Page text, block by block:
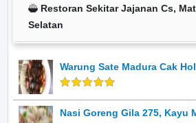
Restoran Sekitar Jajanan Cs,
Selatan
Warung Sate Madura Cak
Nasi Goreng Gila 275, Kayu